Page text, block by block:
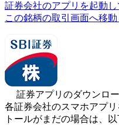
証券会社のアプリを起動し
この銘柄の取引画面へ移
証券アプリのダウンロ
各証券会社のスマホアプ
トールがまだの場合は、